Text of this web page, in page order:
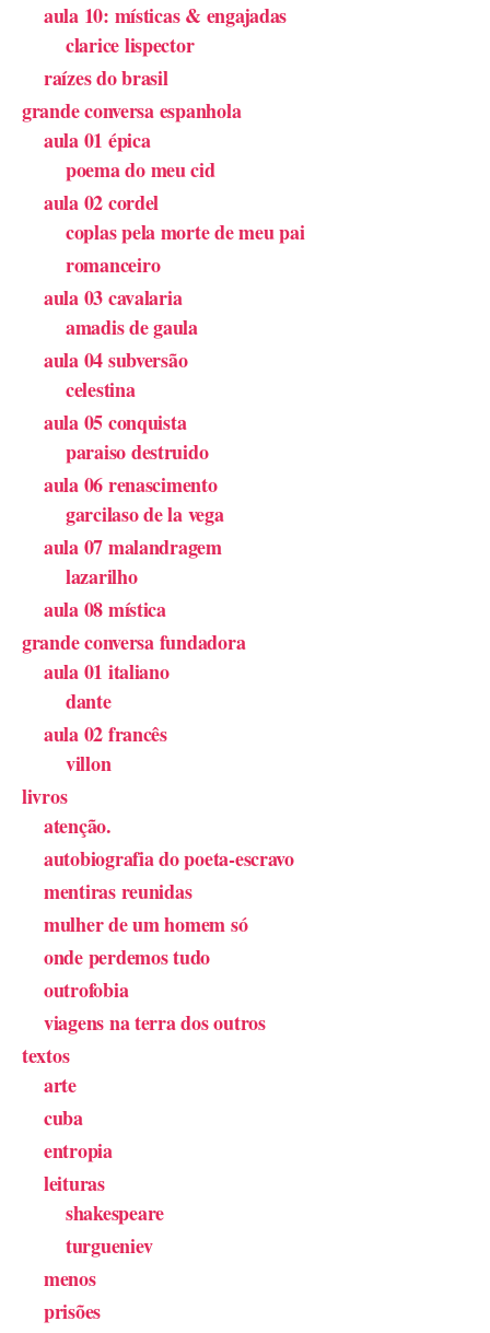
aula 10: místicas & engajadas
clarice lispector
raízes do brasil
grande conversa espanhola
aula 01 épica
poema do meu cid
aula 02 cordel
coplas pela morte de meu pai
romanceiro
aula 03 cavalaria
amadis de gaula
aula 04 subversão
celestina
aula 05 conquista
paraiso destruido
aula 06 renascimento
garcilaso de la vega
aula 07 malandragem
lazarilho
aula 08 mística
grande conversa fundadora
aula 01 italiano
dante
aula 02 francês
villon
livros
atenção.
autobiografia do poeta-escravo
mentiras reunidas
mulher de um homem só
onde perdemos tudo
outrofobia
viagens na terra dos outros
textos
arte
cuba
entropia
leituras
shakespeare
turgueniev
menos
prisões